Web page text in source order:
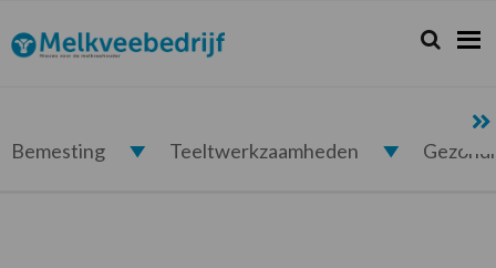
de
hoofdnavigatie
de
hoofd
de
eerste
de
voettekst
Melkveebedrijf.nl Zoeken...
Zoek
Bemesting Teeltwerkzaamheden